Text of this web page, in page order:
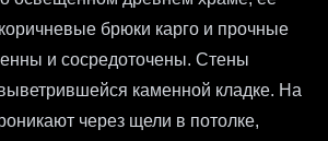
брюки карго и прочные
и сосредоточены. Стены
каменной кладке. На
через щели в потолке,